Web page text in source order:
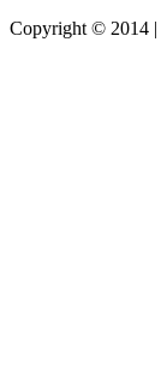
Copyright © 2014 |